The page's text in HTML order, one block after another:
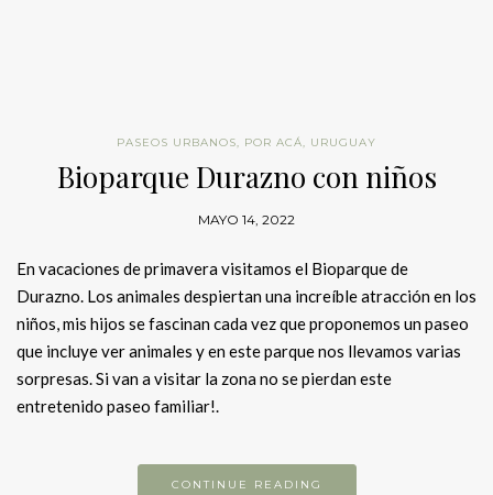
PASEOS URBANOS, POR ACÁ, URUGUAY
Bioparque Durazno con niños
MAYO 14, 2022
En vacaciones de primavera visitamos el Bioparque de
Durazno. Los animales despiertan una increíble atracción en los
niños, mis hijos se fascinan cada vez que proponemos un paseo
que incluye ver animales y en este parque nos llevamos varias
sorpresas. Si van a visitar la zona no se pierdan este
entretenido paseo familiar!.
CONTINUE READING